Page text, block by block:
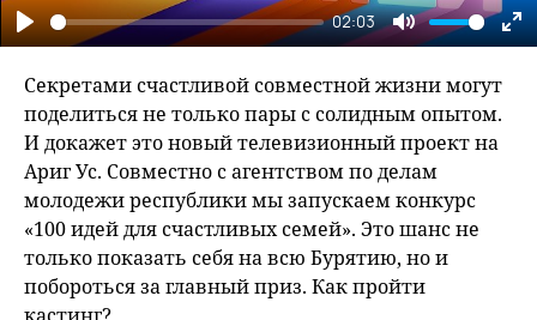
Play
02:03
Mute
Секретами счастливой совместной жизни могут
поделиться не только пары с солидным опытом.
И докажет это новый телевизионный проект на
Ариг Ус. Совместно с агентством по делам
молодежи республики мы запускаем конкурс
«100 идей для счастливых семей». Это шанс не
только показать себя на всю Бурятию, но и
побороться за главный приз. Как пройти